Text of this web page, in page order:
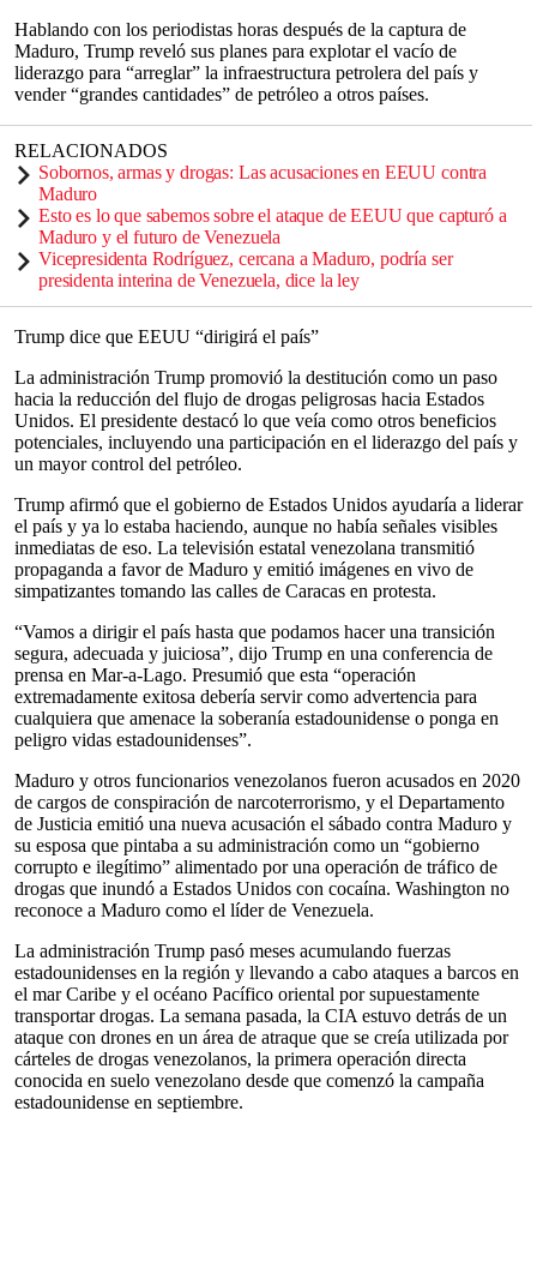
Hablando con los periodistas horas después de la captura de
Maduro, Trump reveló sus planes para explotar el vacío de
liderazgo para “arreglar” la infraestructura petrolera del país y
vender “grandes cantidades” de petróleo a otros países.
RELACIONADOS
Sobornos, armas y drogas: Las acusaciones en EEUU contra
Maduro
Esto es lo que sabemos sobre el ataque de EEUU que capturó a
Maduro y el futuro de Venezuela
Vicepresidenta Rodríguez, cercana a Maduro, podría ser
presidenta interina de Venezuela, dice la ley
Trump dice que EEUU “dirigirá el país”
La administración Trump promovió la destitución como un paso
hacia la reducción del flujo de drogas peligrosas hacia Estados
Unidos. El presidente destacó lo que veía como otros beneficios
potenciales, incluyendo una participación en el liderazgo del país y
un mayor control del petróleo.
Trump afirmó que el gobierno de Estados Unidos ayudaría a liderar
el país y ya lo estaba haciendo, aunque no había señales visibles
inmediatas de eso. La televisión estatal venezolana transmitió
propaganda a favor de Maduro y emitió imágenes en vivo de
simpatizantes tomando las calles de Caracas en protesta.
“Vamos a dirigir el país hasta que podamos hacer una transición
segura, adecuada y juiciosa”, dijo Trump en una conferencia de
prensa en Mar-a-Lago. Presumió que esta “operación
extremadamente exitosa debería servir como advertencia para
cualquiera que amenace la soberanía estadounidense o ponga en
peligro vidas estadounidenses”.
Maduro y otros funcionarios venezolanos fueron acusados en 2020
de cargos de conspiración de narcoterrorismo, y el Departamento
de Justicia emitió una nueva acusación el sábado contra Maduro y
su esposa que pintaba a su administración como un “gobierno
corrupto e ilegítimo” alimentado por una operación de tráfico de
drogas que inundó a Estados Unidos con cocaína. Washington no
reconoce a Maduro como el líder de Venezuela.
La administración Trump pasó meses acumulando fuerzas
estadounidenses en la región y llevando a cabo ataques a barcos en
el mar Caribe y el océano Pacífico oriental por supuestamente
transportar drogas. La semana pasada, la CIA estuvo detrás de un
ataque con drones en un área de atraque que se creía utilizada por
cárteles de drogas venezolanos, la primera operación directa
conocida en suelo venezolano desde que comenzó la campaña
estadounidense en septiembre.